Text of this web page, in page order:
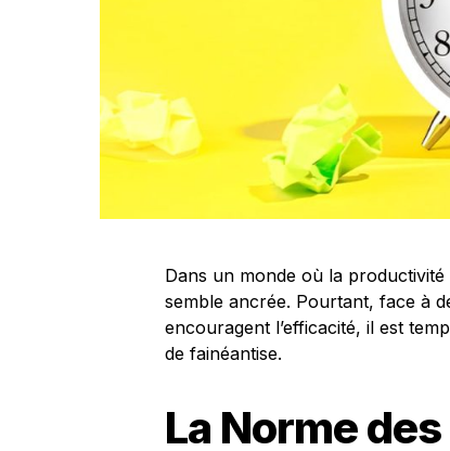
Dans un monde où la productivité
semble ancrée. Pourtant, face à
encouragent l’efficacité, il est
de fainéantise.
La Norme